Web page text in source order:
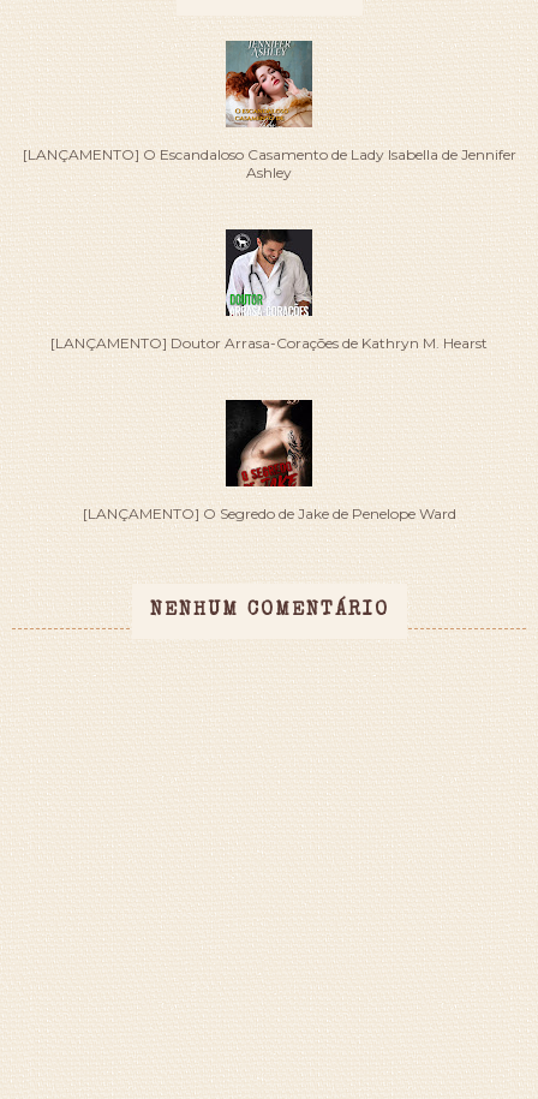
[LANÇAMENTO] O Escandaloso Casamento de Lady Isabella de Jennifer
Ashley
[LANÇAMENTO] Doutor Arrasa-Corações de Kathryn M. Hearst
[LANÇAMENTO] O Segredo de Jake de Penelope Ward
NENHUM COMENTÁRIO